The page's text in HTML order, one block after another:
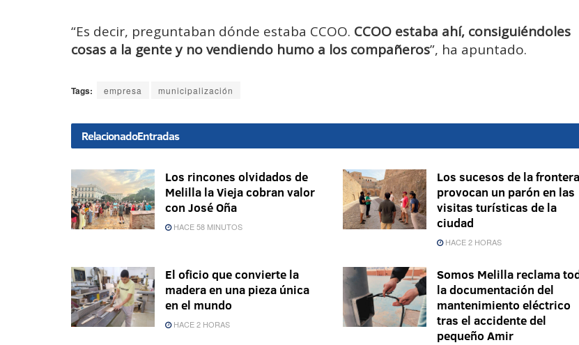
“Es decir, preguntaban dónde estaba CCOO. CCOO estaba ahí, consiguiéndoles
cosas a la gente y no vendiendo humo a los compañeros”, ha apuntado.
Tags: empresa municipalización
RelacionadoEntradas
Los rincones olvidados de
Melilla la Vieja cobran valor
con José Oña
HACE 58 MINUTOS
Los sucesos de la frontera
provocan un parón en las
visitas turísticas de la
ciudad
HACE 2 HORAS
El oficio que convierte la
madera en una pieza única
en el mundo
HACE 2 HORAS
Somos Melilla reclama
la documentación del
mantenimiento eléctrico
tras el accidente del
pequeño Amir